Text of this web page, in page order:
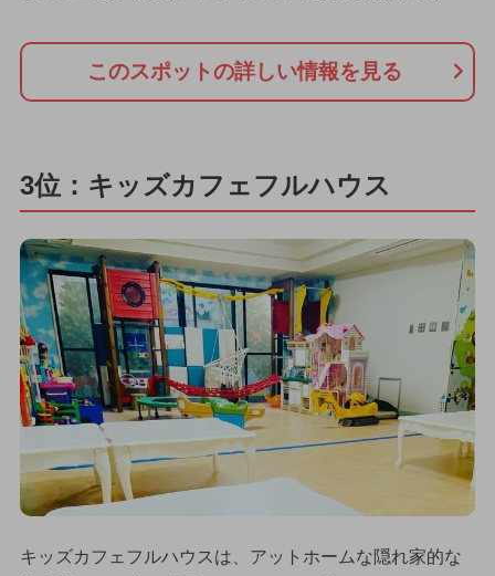
このスポットの詳しい情報を見る
3位：キッズカフェフルハウス
キッズカフェフルハウスは、アットホームな隠れ家的な